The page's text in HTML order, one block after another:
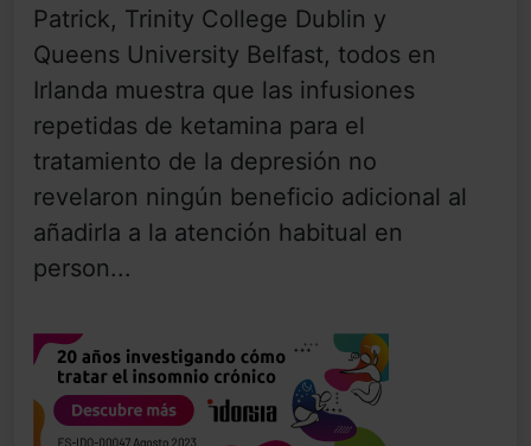
Patrick, Trinity College Dublin y
Queens University Belfast, todos en
Irlanda muestra que las infusiones
repetidas de ketamina para el
tratamiento de la depresión no
revelaron ningún beneficio adicional al
añadirla a la atención habitual en
person...